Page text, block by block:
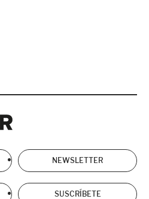
NEWSLETTER
SUSCRÍBETE